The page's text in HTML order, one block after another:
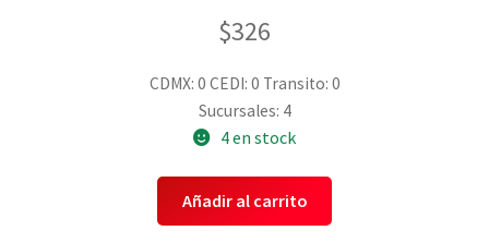
$326
CDMX: 0 CEDI: 0 Transito: 0
Sucursales: 4
4 en stock
Añadir al carrito